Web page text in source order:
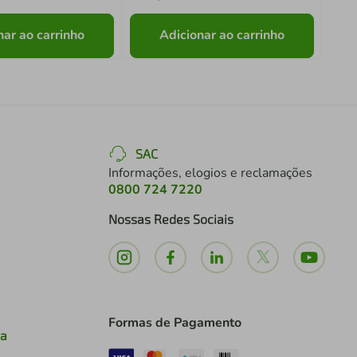
ao carrinho Adicionar ao carrinho
SAC
Informações, elogios e reclamações
0800 724 7220
Nossas Redes Sociais
Formas de Pagamento